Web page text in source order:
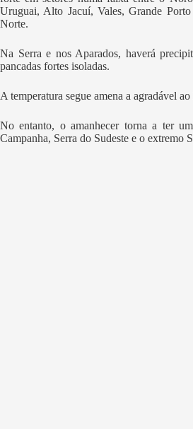
Uruguai, Alto Jacuí, Vales, Grande
Norte.
Na Serra e nos Aparados, haverá
pancadas fortes isoladas.
A temperatura segue amena a agradável
No entanto, o amanhecer torna a ter
Campanha, Serra do Sudeste e o extremo